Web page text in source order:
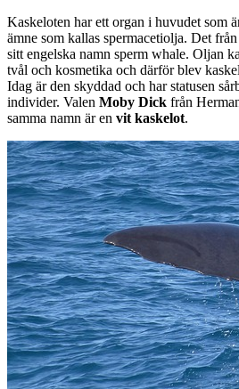
Kaskeloten har ett organ i huvudet som
ämne som kallas spermacetiolja. Det
sitt engelska namn sperm whale. Oljan
tvål och kosmetika och därför blev
Idag är den skyddad och har statusen
individer. Valen Moby Dick från
samma namn är en vit kaskelot.